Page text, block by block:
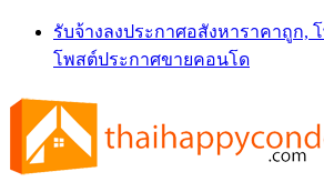
Skip
content
รับจ้างลงประกาศอสังหาราคาถูก,
โพสต์ประกาศขายคอนโด